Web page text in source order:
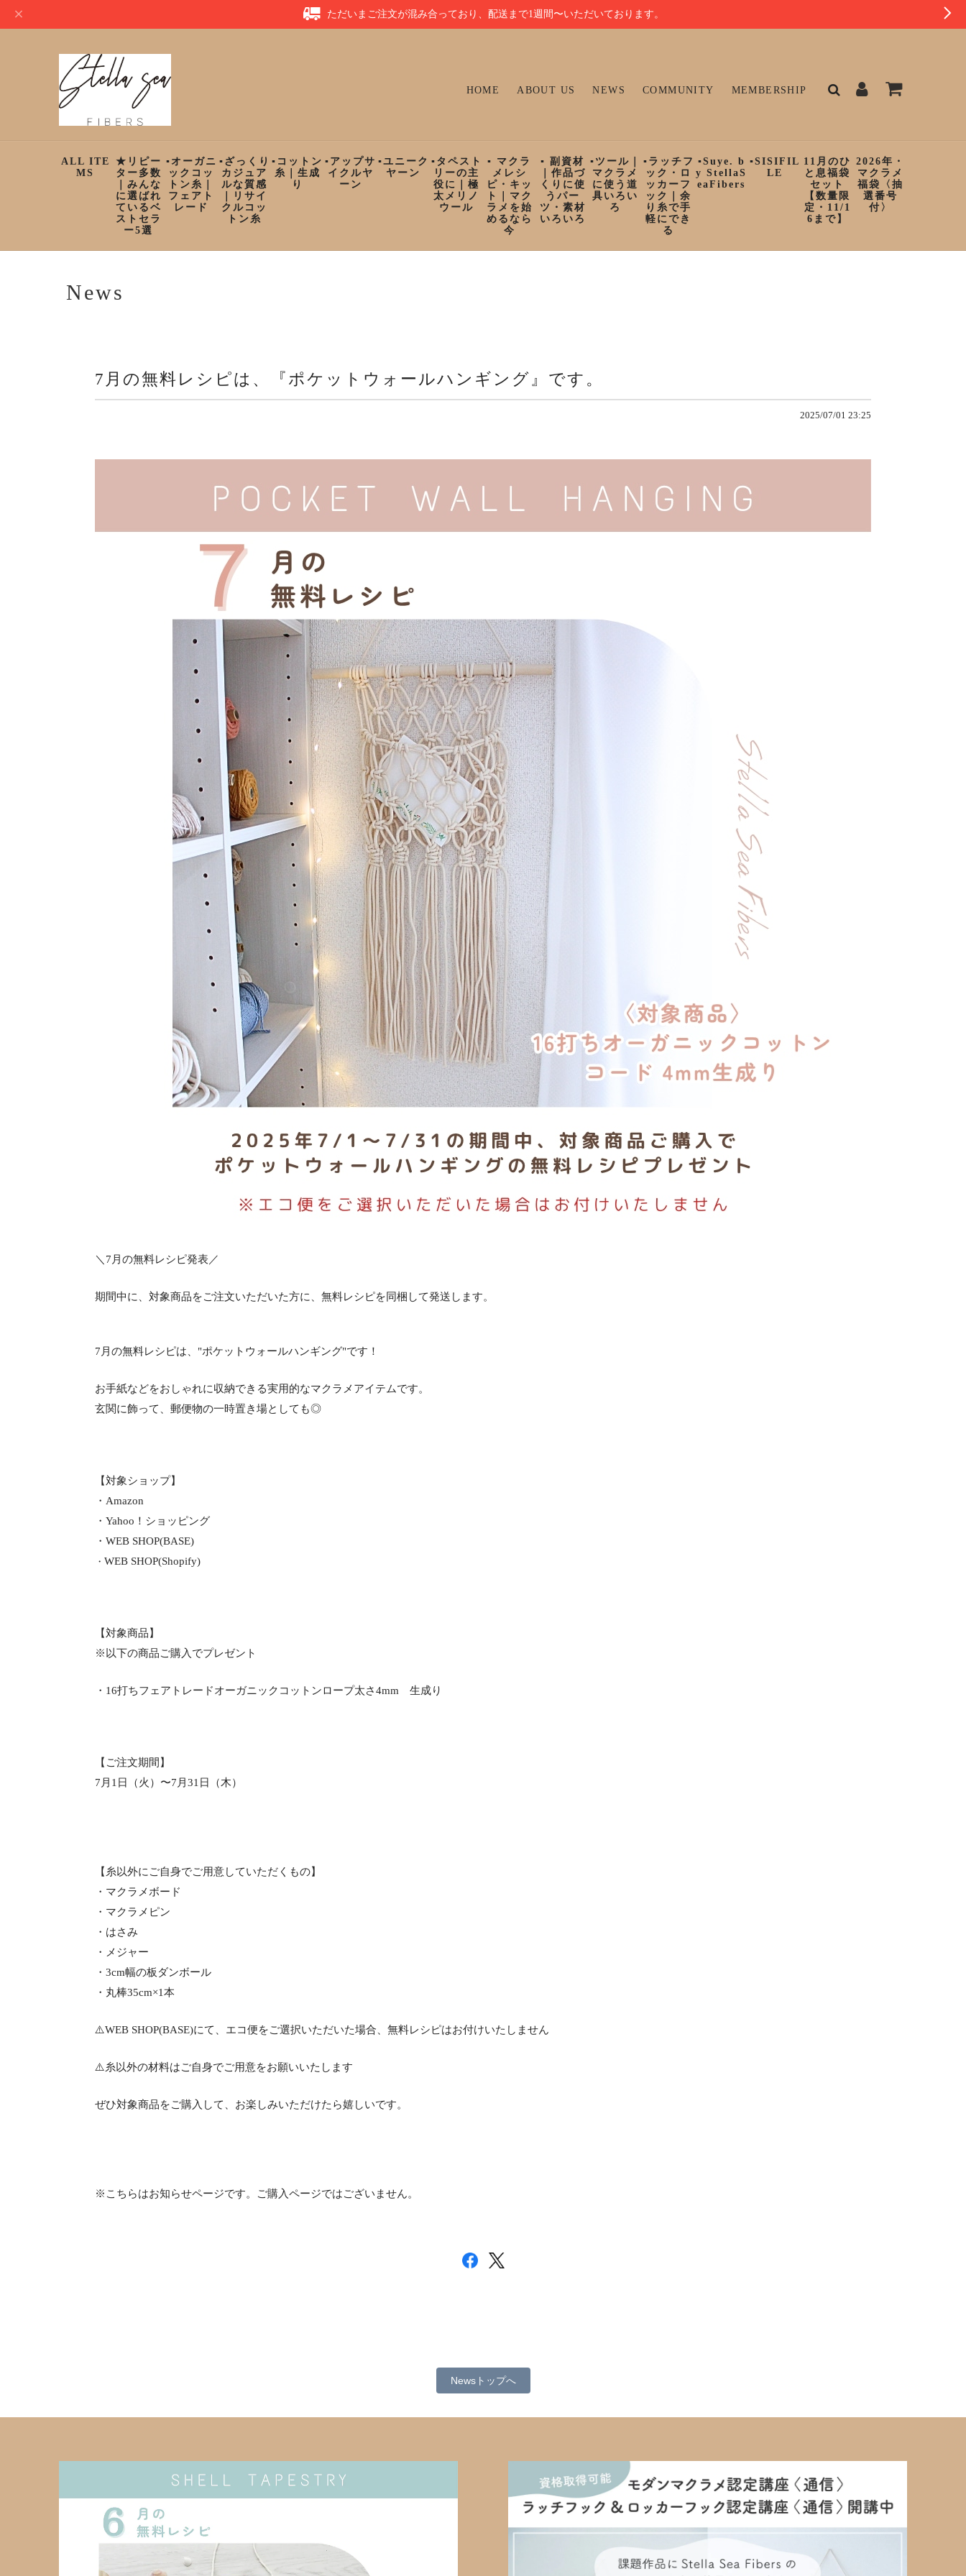
ただいまご注文が混み合っており、配送まで1週間〜いただいております。
HOME ABOUT US NEWS COMMUNITY MEMBERSHIP
ALL ITE
MS
★リピー
ター多数
｜みんな
に選ばれ
ているベ
ストセラ
ー5選
▪︎オーガニ
ックコッ
トン糸｜
フェアト
レード
▪︎ざっくり
カジュア
ルな質感
｜リサイ
クルコッ
トン糸
▪︎コットン
糸｜生成
り
▪︎アップサ
イクルヤ
ーン
▪︎ユニーク
ヤーン
▪︎タペスト
リーの主
役に｜極
太メリノ
ウール
▪︎ マクラ
メレシ
ピ・キッ
ト｜マク
ラメを始
めるなら
今
▪︎ 副資材
｜作品づ
くりに使
うパー
ツ・素材
いろいろ
▪︎ツール｜
マクラメ
に使う道
具いろい
ろ
▪︎ラッチフ
ック・ロ
ッカーフ
ック｜余
り糸で手
軽にでき
る
▪︎Suye. b
y StellaS
eaFibers
▪︎SISIFIL
LE
11月のひ
と息福袋
セット
【数量限
定・11/1
6まで】
2026年・
マクラメ
福袋〈抽
選番号
付〉
News
7月の無料レシピは、『ポケットウォールハンギング』です。
2025/07/01 23:25
＼7月の無料レシピ発表／
期間中に、対象商品をご注文いただいた方に、無料レシピを同梱して発送します。
7月の無料レシピは、"ポケットウォールハンギング"です！
お手紙などをおしゃれに収納できる実用的なマクラメアイテムです。
玄関に飾って、郵便物の一時置き場としても◎
【対象ショップ】
・Amazon
・Yahoo！ショッピング
・WEB SHOP(BASE)
・ WEB SHOP(Shopify)
【対象商品】
※以下の商品ご購入でプレゼント
・16打ちフェアトレードオーガニックコットンロープ太さ4mm 生成り
【ご注文期間】
7月1日（火）〜7月31日（木）
【糸以外にご自身でご用意していただくもの】
・マクラメボード
・マクラメピン
・はさみ
・メジャー
・3cm幅の板ダンボール
・丸棒35cm×1本
⚠️WEB SHOP(BASE)にて、エコ便をご選択いただいた場合、無料レシピはお付けいたしません
⚠️糸以外の材料はご自身でご用意をお願いいたします
ぜひ対象商品をご購入して、お楽しみいただけたら嬉しいです。
※こちらはお知らせページです。ご購入ページではございません。
Newsトップへ